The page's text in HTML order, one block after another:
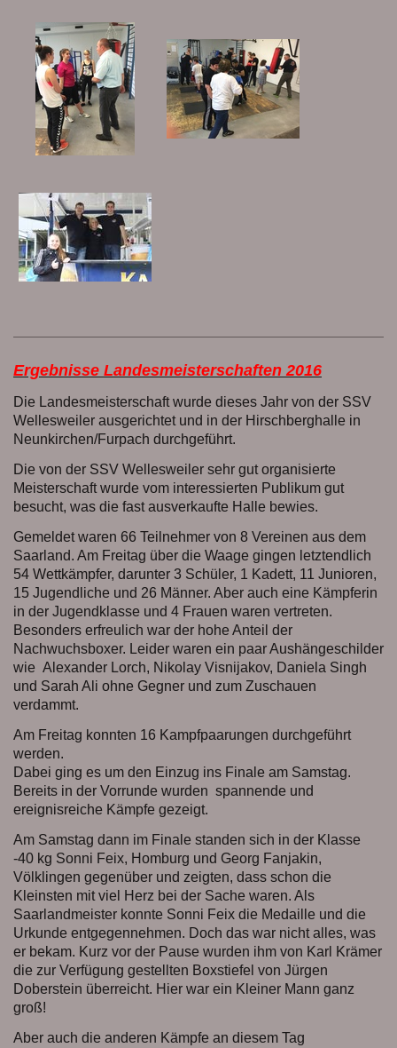
Ergebnisse Landesmeisterschaften 2016
Die Landesmeisterschaft wurde dieses Jahr von der SSV
Wellesweiler ausgerichtet und in der Hirschberghalle in
Neunkirchen/Furpach durchgeführt.
Die von der SSV Wellesweiler sehr gut organisierte
Meisterschaft wurde vom interessierten Publikum gut
besucht, was die fast ausverkaufte Halle bewies.
Gemeldet waren 66 Teilnehmer von 8 Vereinen aus dem
Saarland. Am Freitag über die Waage gingen letztendlich
54 Wettkämpfer, darunter 3 Schüler, 1 Kadett, 11 Junioren,
15 Jugendliche und 26 Männer. Aber auch eine Kämpferin
in der Jugendklasse und 4 Frauen waren vertreten.
Besonders erfreulich war der hohe Anteil der
Nachwuchsboxer. Leider waren ein paar Aushängeschilder
wie Alexander Lorch, Nikolay Visnijakov, Daniela Singh
und Sarah Ali ohne Gegner und zum Zuschauen
verdammt.
Am Freitag konnten 16 Kampfpaarungen durchgeführt
werden.
Dabei ging es um den Einzug ins Finale am Samstag.
Bereits in der Vorrunde wurden spannende und
ereignisreiche Kämpfe gezeigt.
Am Samstag dann im Finale standen sich in der Klasse
-40 kg Sonni Feix, Homburg und Georg Fanjakin,
Völklingen gegenüber und zeigten, dass schon die
Kleinsten mit viel Herz bei der Sache waren. Als
Saarlandmeister konnte Sonni Feix die Medaille und die
Urkunde entgegennehmen. Doch das war nicht alles, was
er bekam. Kurz vor der Pause wurden ihm von Karl Krämer
die zur Verfügung gestellten Boxstiefel von Jürgen
Doberstein überreicht. Hier war ein Kleiner Mann ganz
groß!
Aber auch die anderen Kämpfe an diesem Tag